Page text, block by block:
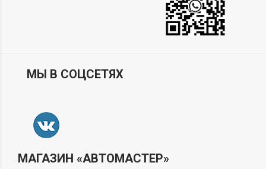
МЫ В СОЦСЕТЯХ
МАГАЗИН «АВТОМАСТЕР»